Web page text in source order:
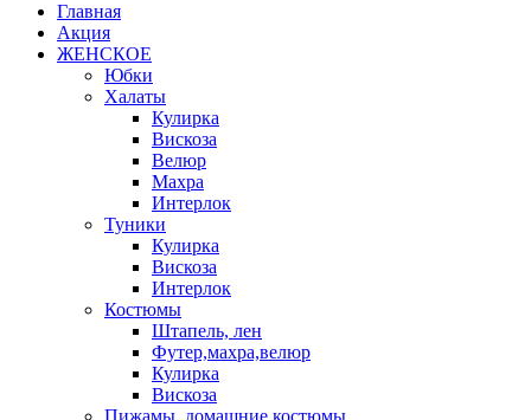
Главная
Акция
ЖЕНСКОЕ
Юбки
Халаты
Кулирка
Вискоза
Велюр
Махра
Интерлок
Туники
Кулирка
Вискоза
Интерлок
Костюмы
Штапель, лен
Футер,махра,велюр
Кулирка
Вискоза
Пижамы, домашние костюмы